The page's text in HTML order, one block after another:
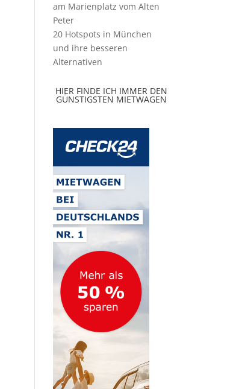
20 Hotspots in München
und ihre besseren
Alternativen
HIER FINDE ICH IMMER DEN
GÜNSTIGSTEN MIETWAGEN